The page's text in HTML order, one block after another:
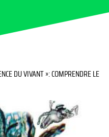
DU VIVANT »: COMPRENDRE LE